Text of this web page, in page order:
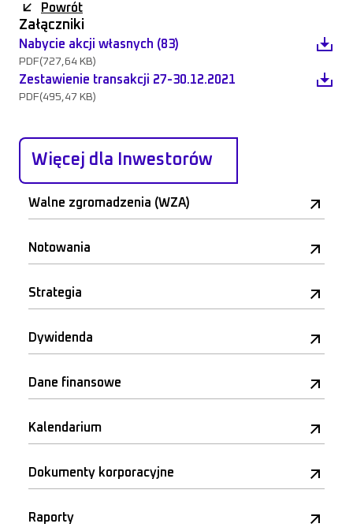
Powrót
Załączniki
Nabycie akcji własnych (83)
PDF(727,64 KB)
Zestawienie transakcji 27-30.12.2021
PDF(495,47 KB)
Więcej dla Inwestorów
Walne zgromadzenia (WZA)
Notowania
Strategia
Dywidenda
Dane finansowe
Kalendarium
Dokumenty korporacyjne
Raporty